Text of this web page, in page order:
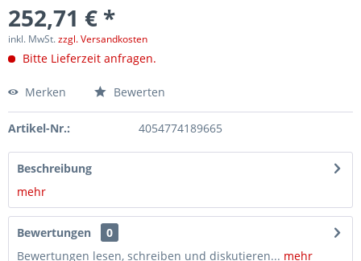
252,71 € *
inkl. MwSt.zzgl. Versandkosten
Bitte Lieferzeit anfragen.
Merken Bewerten
Artikel-Nr.: 4054774189665
Beschreibung
mehr
Bewertungen
0
Bewertungen lesen, schreiben und diskutieren... mehr